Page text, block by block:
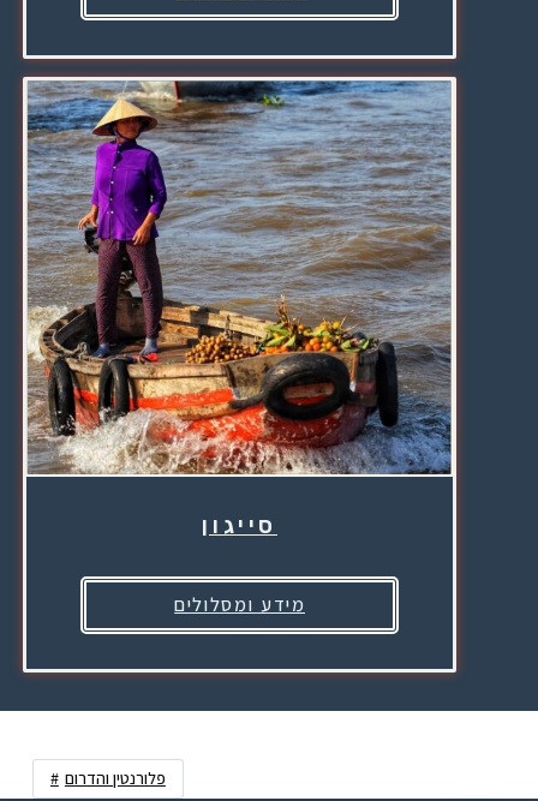
סייגון
מידע ומסלולים
פלורנטין והדרום